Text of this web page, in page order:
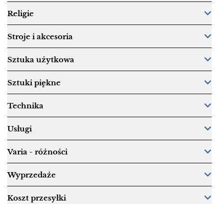
Religie
Stroje i akcesoria
Sztuka użytkowa
Sztuki piękne
Technika
Usługi
Varia - różności
Wyprzedaże
Koszt przesyłki